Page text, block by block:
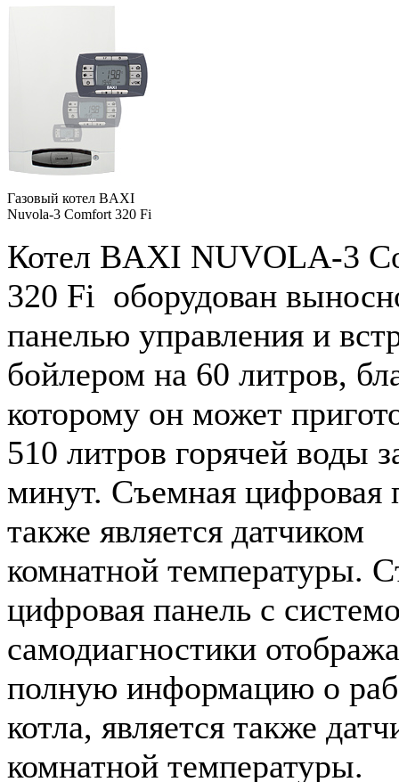
Газовый котел BAXI
Nuvola-3 Comfort 320 Fi
Котел BAXI NUVOLA-3
320 Fi оборудован
панелью управления и
бойлером на 60 литров,
которому он может
510 литров горячей воды
минут. Съемная цифровая
также является датчиком
комнатной температуры.
цифровая панель с
самодиагностики
полную информацию о
котла, является также
комнатной температуры.